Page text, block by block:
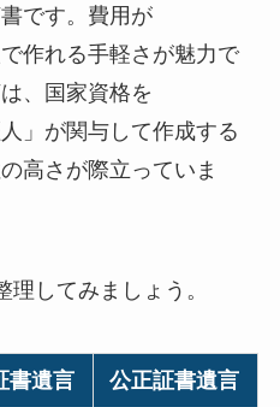
です。費用が
作れる手軽さが魅力で
、国家資格を
」が関与して作成する
高さが際立っていま
してみましょう。
書遺言 公正証書遺言